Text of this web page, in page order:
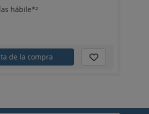
hábile*²
de la compra